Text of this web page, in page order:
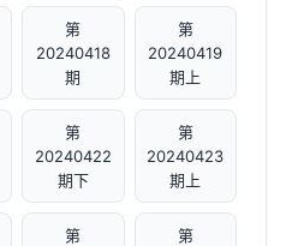
第
20240418
期
第
20240419
期上
第
20240422
期下
第
20240423
期上
第
第